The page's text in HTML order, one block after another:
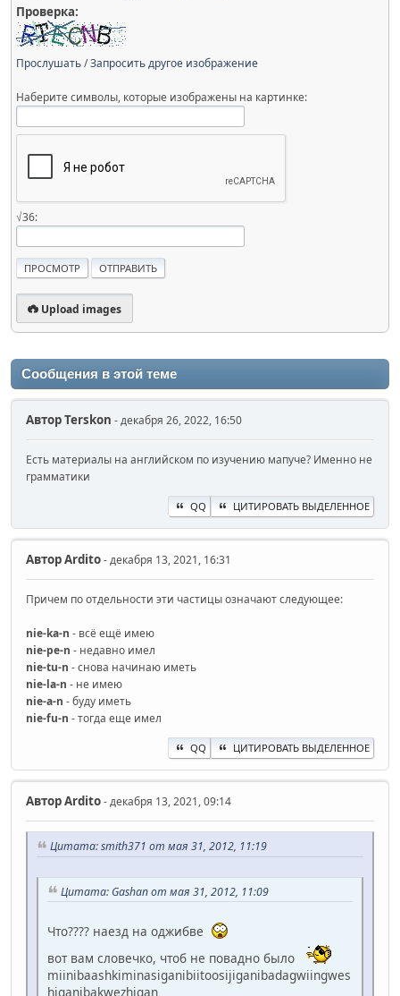
Проверка:
Прослушать/Запросить другое изображение
Наберите символы, которые изображены на картинке:
√36:
Upload images
Сообщения в этой теме
АвторTerskon - декабря 26, 2022, 16:50
Есть материалы на английском по изучению мапуче? Именно не
грамматики
QQ ЦИТИРОВАТЬ ВЫДЕЛЕННОЕ
АвторArdito- декабря 13, 2021, 16:31
Причем по отдельности эти частицы означают следующее:
nie-ka-n - всё ещё имею
nie-pe-n - недавно имел
nie-tu-n - снова начинаю иметь
nie-la-n - не имею
nie-a-n - буду иметь
nie-fu-n - тогда еще имел
QQ ЦИТИРОВАТЬ ВЫДЕЛЕННОЕ
АвторArdito- декабря 13, 2021, 09:14
Цитата: smith371 от мая 31, 2012, 11:19
Цитата: Gashan от мая 31, 2012, 11:09
Что???? наезд на оджибве
вот вам словечко, чтоб не повадно было
miinibaashkiminasiganibiitoosijiganibadagwiingwes
higanibakwezhigan